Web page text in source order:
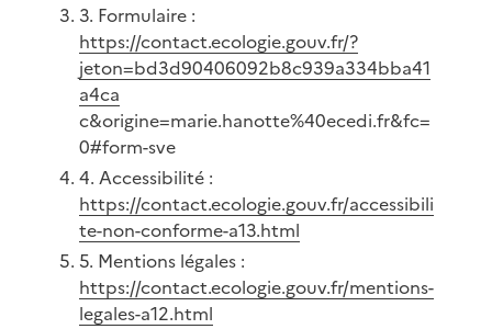
3. Formulaire :
https://contact.ecologie.gouv.fr/?
jeton=bd3d90406092b8c939a334bba41
a4ca
c&origine=marie.hanotte%40ecedi.fr&fc=
0#form-sve
4. Accessibilité :
https://contact.ecologie.gouv.fr/accessibili
te-non-conforme-a13.html
5. Mentions légales :
https://contact.ecologie.gouv.fr/mentions-
legales-a12.html